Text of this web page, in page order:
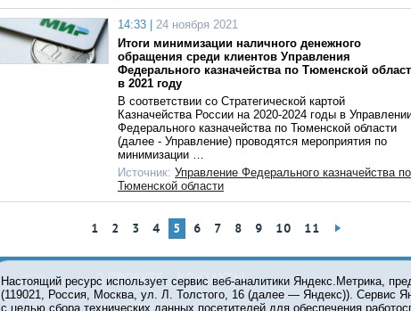
14:33 |
24 ноября 2021
Итоги минимизации наличного денежного
обращения среди клиентов Управления
Федерального казначейства по Тюменской
в 2021 году
В соответствии со Стратегической картой
Казначейства России на 2020-2024 годы в
Федерального казначейства по Тюменской области
(далее - Управление) проводятся мероприятия по
минимизации …
Источник: Управление Федерального казначейства по
Тюменской области
1 2 3 4 5 6 7 8 9 10 11
О ПРОЕКТЕ КОНТАКТЫ
Настоящий ресурс использует сервис веб-аналитики Яндекс.Метрика,
(119021, Россия, Москва, ул. Л. Толстого, 16 (далее — Яндекс)). Сервис
с целью сбора технических данных посетителей для обеспечения